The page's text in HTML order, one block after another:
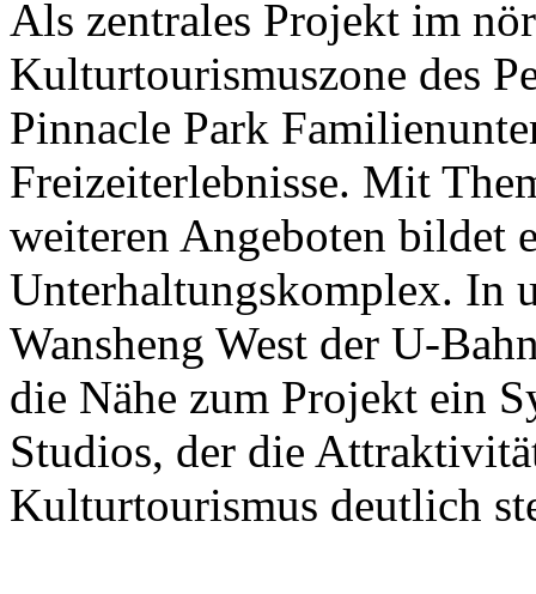
Als zentrales Projekt im
Kulturtourismuszone des
Pinnacle Park
Freizeiterlebnisse. Mit
weiteren Angeboten bildet
Unterhaltungskomplex. In
Wansheng West der U-
die Nähe zum Projekt ein
Studios, der die
Kulturtourismus deutlich